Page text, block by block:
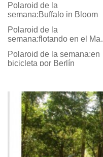
Polaroid de la
semana:Buffalo in Bloom
Polaroid de la
semana:flotando en el Mar
Polaroid de la semana:en
bicicleta por Berlín